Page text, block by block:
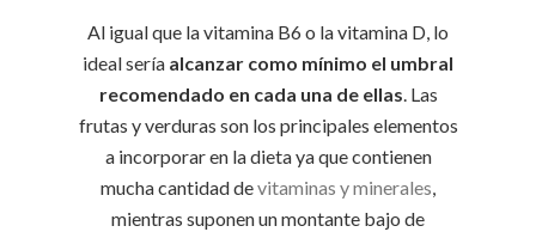
Al igual que la vitamina B6 o la vitamina D, lo
ideal sería alcanzar como mínimo el umbral
recomendado en cada una de ellas. Las
frutas y verduras son los principales elementos
a incorporar en la dieta ya que contienen
mucha cantidad devitaminas y minerales,
mientras suponen un montante bajo de